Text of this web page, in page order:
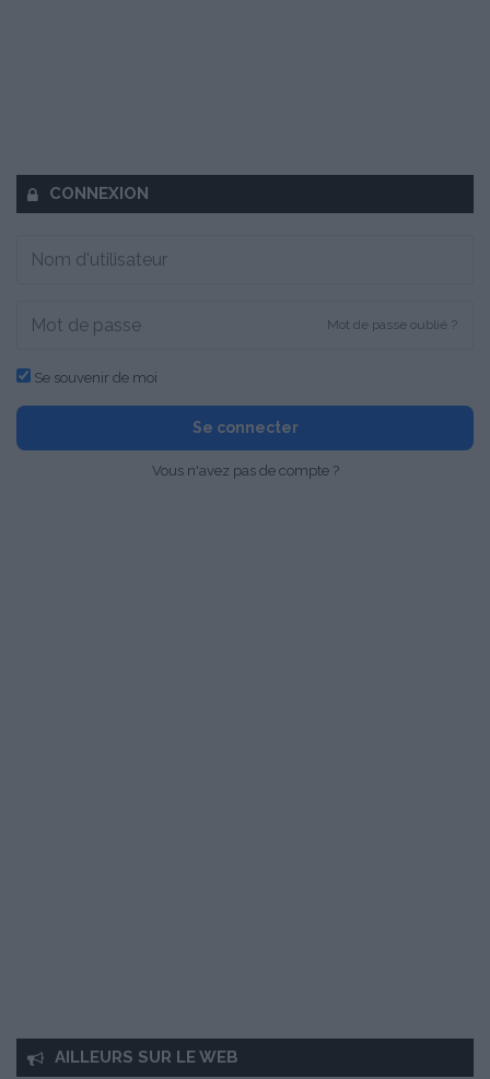
CONNEXION
Mot de passe oublié ?
Se souvenir de moi
Se connecter
Vous n'avez pas de compte ?
AILLEURS SUR LE WEB